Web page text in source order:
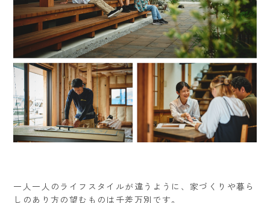
一人一人のライフスタイルが違うように、家づくりや暮ら
しのあり方の望むものは千差万別です。